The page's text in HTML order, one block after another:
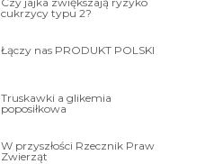
cukrzycy typu 2?
Łączy nas PRODUKT POLSKI
Truskawki a glikemia
poposiłkowa
W przyszłości Rzecznik Praw
Zwierząt